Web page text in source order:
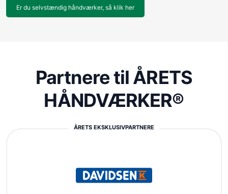
Er du selvstændig håndværker, så klik her
Partnere til ÅRETS
HÅNDVÆRKER®
ÅRETS EKSKLUSIVPARTNERE